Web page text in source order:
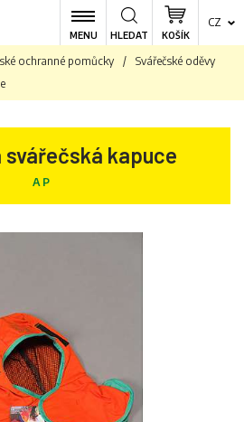
MENU KOŠÍK
CZ
HLEDAT
ochranné pomůcky /
Svářečské oděvy
svářečská kapuce
AP